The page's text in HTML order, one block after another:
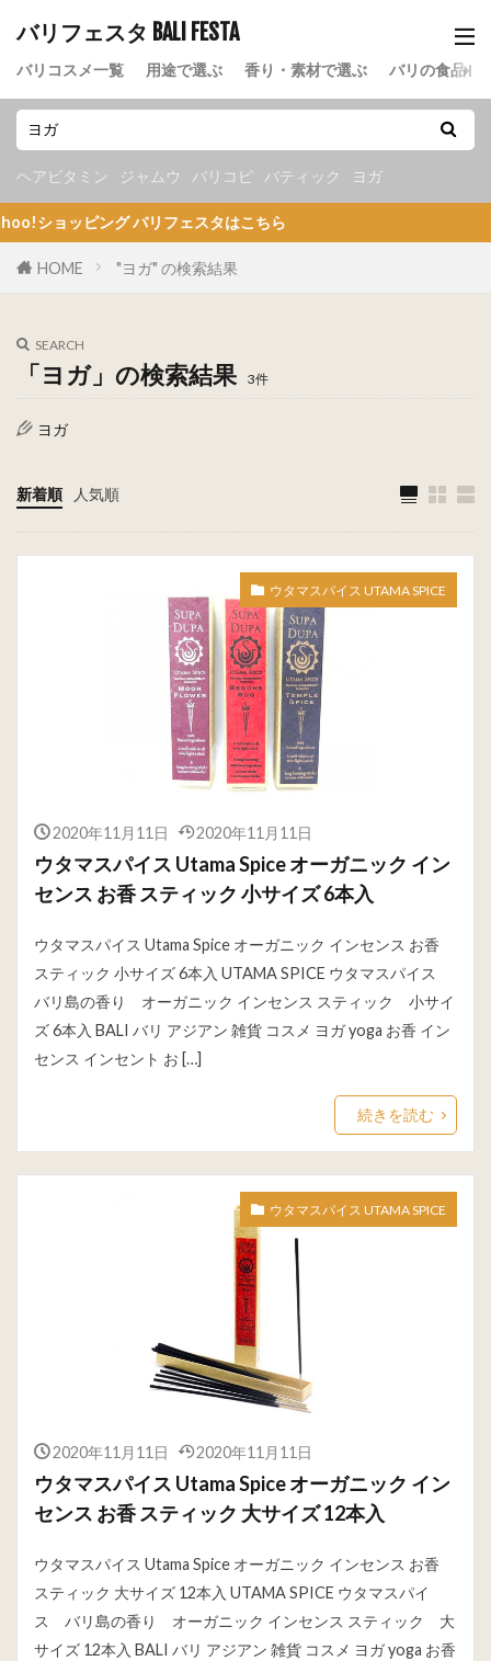
バリフェスタ BALI FESTA
バリコスメ一覧 用途で選ぶ 香り・素材で選ぶ バリの食品
ヘアビタミン ジャムウ バリコピ バティック ヨガ
ピング バリフェスタはこちら
HOME "ヨガ" の検索結果
SEARCH
「ヨガ」の検索結果 3件
ヨガ
新着順 人気順
ウタマスパイス UTAMA SPICE
2020年11月11日 2020年11月11日
ウタマスパイス Utama Spice オーガニック イン
センス お香 スティック 小サイズ 6本入
ウタマスパイス Utama Spice オーガニック インセンス お香
スティック 小サイズ 6本入 UTAMA SPICE ウタマスパイス
バリ島の香り オーガニック インセンス スティック 小サイ
ズ 6本入 BALI バリ アジアン 雑貨 コスメ ヨガ yoga お香 イン
センス インセント お […]
続きを読む
ウタマスパイス UTAMA SPICE
2020年11月11日 2020年11月11日
ウタマスパイス Utama Spice オーガニック イン
センス お香 スティック 大サイズ 12本入
ウタマスパイス Utama Spice オーガニック インセンス お香
スティック 大サイズ 12本入 UTAMA SPICE ウタマスパイ
ス バリ島の香り オーガニック インセンス スティック 大
サイズ 12本入 BALI バリ アジアン 雑貨 コスメ ヨガ yoga お香